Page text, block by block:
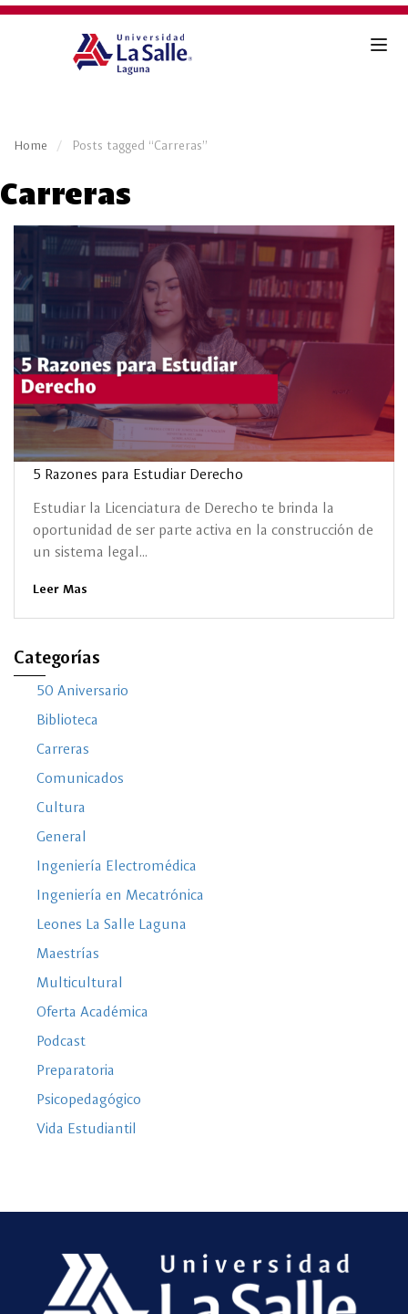
Home Posts tagged “Carreras”
Carreras
5 Razones para Estudiar Derecho
Estudiar la Licenciatura de Derecho te brinda la
oportunidad de ser parte activa en la construcción de
un sistema legal...
Leer Mas
Categorías
50 Aniversario
Biblioteca
Carreras
Comunicados
Cultura
General
Ingeniería Electromédica
Ingeniería en Mecatrónica
Leones La Salle Laguna
Maestrías
Multicultural
Oferta Académica
Podcast
Preparatoria
Psicopedagógico
Vida Estudiantil